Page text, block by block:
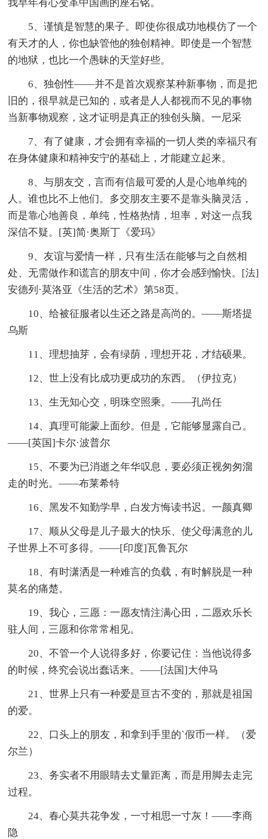
我早年有心变革中国画的座右铭。
5、谨慎是智慧的果子。即使你很成功地模仿了一个
有天才的人，你也缺管他的独创精神。即使是一个智慧
的地狱，也比一个愚昧的天堂好些。
6、独创性——并不是首次观察某种新事物，而是把
旧的，很早就是已知的，或者是人人都视而不见的事物
当新事物观察，这才证明是真正的独创头脑。一尼采
7、有了健康，才会拥有幸福的一切人类的幸福只有
在身体健康和精神安宁的基础上，才能建立起来。
8、与朋友交，言而有信最可爱的人是心地单纯的
人。谁也比不上他们。多交朋友主要不是靠头脑灵活，
而是靠心地善良，单纯，性格热情，坦率，对这一点我
深信不疑。[英]简·奥斯丁《爱玛》
9、友谊与爱情一样，只有生活在能够与之自然相
处、无需做作和谎言的朋友中间，你才会感到愉快。[法]
安德列·莫洛亚《生活的艺术》第58页。
10、给被征服者以生还之路是高尚的。——斯塔提
乌斯
11、理想抽芽，会有绿荫，理想开花，才结硕果。
12、世上没有比成功更成功的东西。（伊拉克）
13、生无知心交，明珠空照乘。——孔尚任
14、真理可能蒙上面纱。但是，它能够显露自己。
——[英国]卡尔·波普尔
15、不要为已消逝之年华叹息，要必须正视匆匆溜
走的时光。——布莱希特
16、黑发不知勤学早，白发方悔读书迟。一颜真卿
17、顺从父母是儿子最大的快乐、使父母满意的儿
子世界上不可多得。——[印度]瓦鲁瓦尔
18、有时潇洒是一种难言的负载，有时解脱是一种
莫名的痛楚。
19、我心，三愿：一愿友情注满心田，二愿欢乐长
驻人间，三愿和你常常相见。
20、不管一个人说得多好，你要记住：当他说得多
的时候，终究会说出蠢话来。——[法国]大仲马
21、世界上只有一种爱是亘古不变的，那就是祖国
的爱。
22、口头上的朋友，和拿到手里的`假币一样。（爱
尔兰）
23、务实者不用眼睛去丈量距离，而是用脚去走完
过程。
24、春心莫共花争发，一寸相思一寸灰！——李商
隐